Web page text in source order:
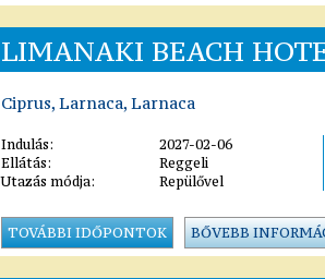
LIMANAKI BEACH
Ciprus, Larnaca, Larnaca
Indulás:
2027-02-06
Ellátás:
Reggeli
Utazás módja:
Repülővel
TOVÁBBI IDŐPONTOK BŐVEBB